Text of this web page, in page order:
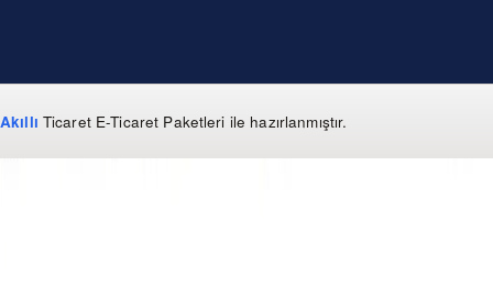
Akıllı Ticaret E-Ticaret Paketleri ile hazırlanmıştır.